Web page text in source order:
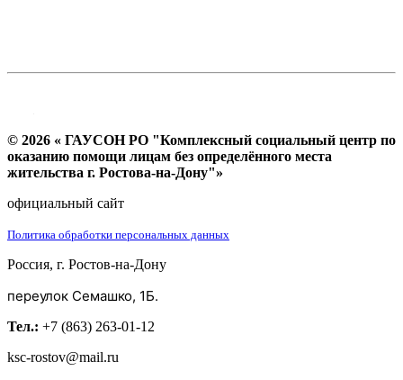
© 2026 « ГАУСОН РО "Комплексный социальный центр по
оказанию помощи лицам без определённого места
жительства г. Ростова-на-Дону"»
официальный сайт
Политика обработки персональных данных
Россия, г. Ростов-на-Дону
переулок Семашко, 1Б.
Тел.: +7 (863) 263-01-12
ksc-rostov@mail.ru